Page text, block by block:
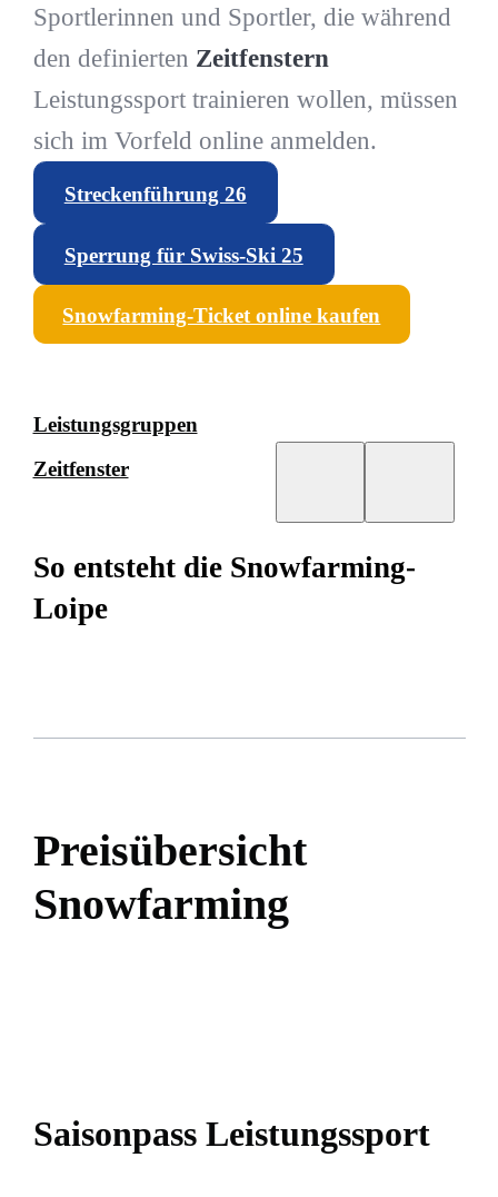
Sportlerinnen und Sportler, die während
den definierten Zeitfenstern
Leistungssport trainieren wollen, müssen
sich im Vorfeld online anmelden.
Streckenführung 26
Sperrung für Swiss-Ski 25
Snowfarming-Ticket online kaufen
Leistungsgruppen
Zeitfenster
So entsteht die Snowfarming-
Loipe
Preisübersicht
Snowfarming
Saisonpass Leistungssport